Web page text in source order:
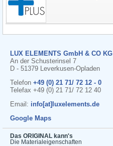
LUX ELEMENTS GmbH & CO KG
An der Schusterinsel 7
D - 51379 Leverkusen-Opladen
Telefon +49 (0) 21 71/ 72 12 - 0
Telefax +49 (0) 21 71/ 72 12 40
Email: info[at]luxelements.de
Google Maps
Das ORIGINAL kann's
Die Materialeigenschaften